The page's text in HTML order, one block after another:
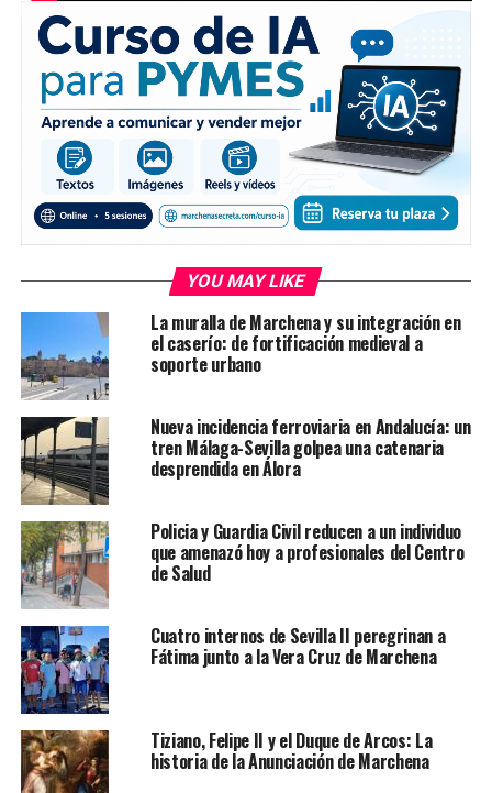
YOU MAY LIKE
La muralla de Marchena y su integración en
el caserío: de fortificación medieval a
soporte urbano
Nueva incidencia ferroviaria en Andalucía: un
tren Málaga-Sevilla golpea una catenaria
desprendida en Álora
Policia y Guardia Civil reducen a un individuo
que amenazó hoy a profesionales del Centro
de Salud
Cuatro internos de Sevilla II peregrinan a
Fátima junto a la Vera Cruz de Marchena
Tiziano, Felipe II y el Duque de Arcos: La
historia de la Anunciación de Marchena